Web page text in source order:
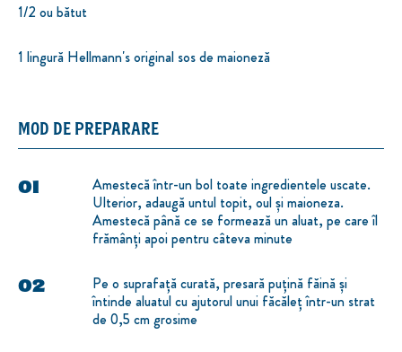
1/2 ou bătut
1 lingură Hellmann's original sos de maioneză
MOD DE PREPARARE
Amestecă într-un bol toate ingredientele uscate.
Ulterior, adaugă untul topit, oul și maioneza.
Amestecă până ce se formează un aluat, pe care îl
frămânți apoi pentru câteva minute
Pe o suprafață curată, presară puțină făină și
întinde aluatul cu ajutorul unui făcăleț într-un strat
de 0,5 cm grosime